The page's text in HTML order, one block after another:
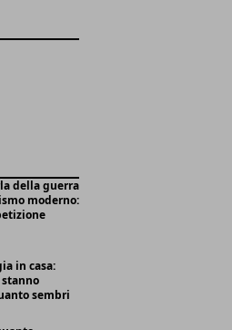
della guerra
moderno:
in casa:
sembri